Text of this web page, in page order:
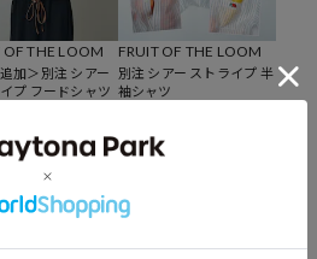
OF THE LOOM
加＞別注 シアー
プ フードシャツ
FRUIT OF THE LOOM
別注 シアー ストライプ 半
袖シャツ